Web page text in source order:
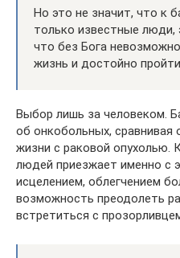
Но это не значит, что к
только известные
что без Бога
жизнь и достойно
Выбор лишь за человеком.
об онкобольных, сравнивая
жизни с раковой опухолью.
людей приезжает именно с
исцелением, облегчением
возможность преодолеть
встретиться с